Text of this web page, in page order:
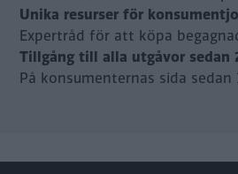
Unika resurser för
Expertråd för att köpa
Tillgång till alla utgåvor sedan
På konsumenternas sida sedan